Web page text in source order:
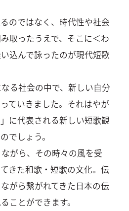
のではなく、時代性や社会
取ったうえで、そこに＜わ
込んで詠ったのが現代短歌
る社会の中で、新しい自分
ていきました。それはやが
に代表される新しい短歌観
でしょう。
がら、その時々の風を受
きた和歌・短歌の文化。伝
がら繋がれてきた日本の伝
ことができます。